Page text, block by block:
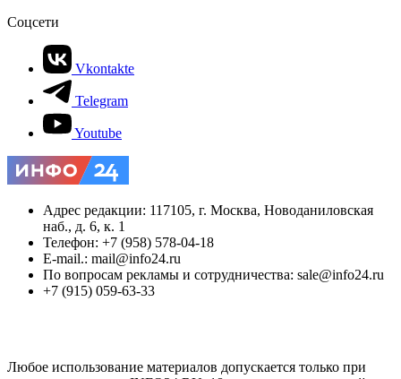
Соцсети
Vkontakte
Telegram
Youtube
Адрес редакции: 117105, г. Москва, Новоданиловская
наб., д. 6, к. 1
Телефон: +7 (958) 578-04-18
E-mail.: mail@info24.ru
По вопросам рекламы и сотрудничества: sale@info24.ru
+7 (915) 059-63-33
Любое использование материалов допускается только при